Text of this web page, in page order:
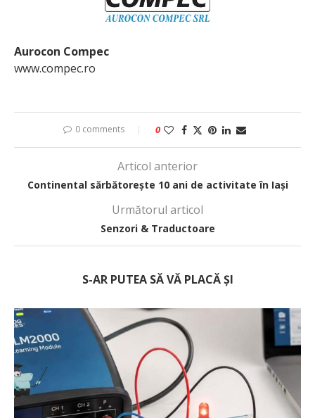
Aurocon Compec
www.compec.ro
0 comments 0
Articol anterior
Continental sărbătorește 10 ani de activitate în Iași
Următorul articol
Senzori & Traductoare
S-AR PUTEA SĂ VĂ PLACĂ ȘI